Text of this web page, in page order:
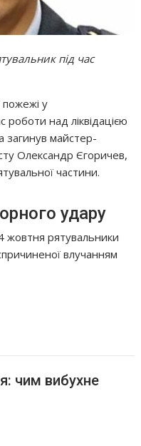
під час
пожежі у
роботи над ліквідацією
загинув майстер-
Олександр Єгоричев,
частини.
удару
жовтня рятувальники
влучанням
чим вибухне